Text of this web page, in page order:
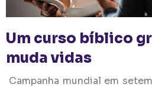
Um curso bíblico
muda vidas
Campanha mundial em